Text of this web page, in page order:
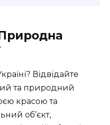
Відвідайте
та природний
красою та
об’єкт,